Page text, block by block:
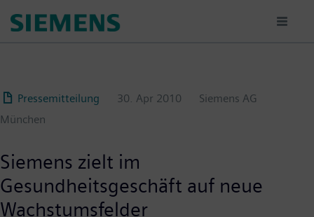
para
Pressemitteilung
30. Apr 2010
Siemens AG
München
Siemens zielt im
Gesundheitsgeschäft auf neue
Wachstumsfelder